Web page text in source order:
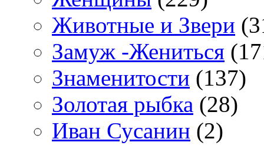
Животные и Звери
Замуж -Жениться
Знаменитости (137)
Золотая рыбка (28)
Иван Сусанин (2)